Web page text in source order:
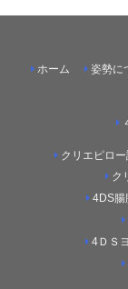
ホーム 姿勢に
クリエピロ
ク
4DS腸
4ＤＳ